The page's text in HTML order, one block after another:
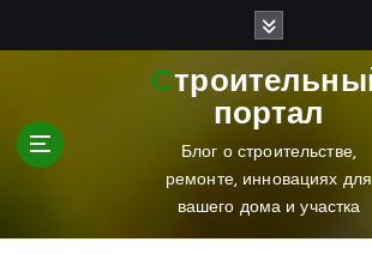
Строительный
портал
Блог о строительстве,
ремонте, инновациях для
вашего дома и участка